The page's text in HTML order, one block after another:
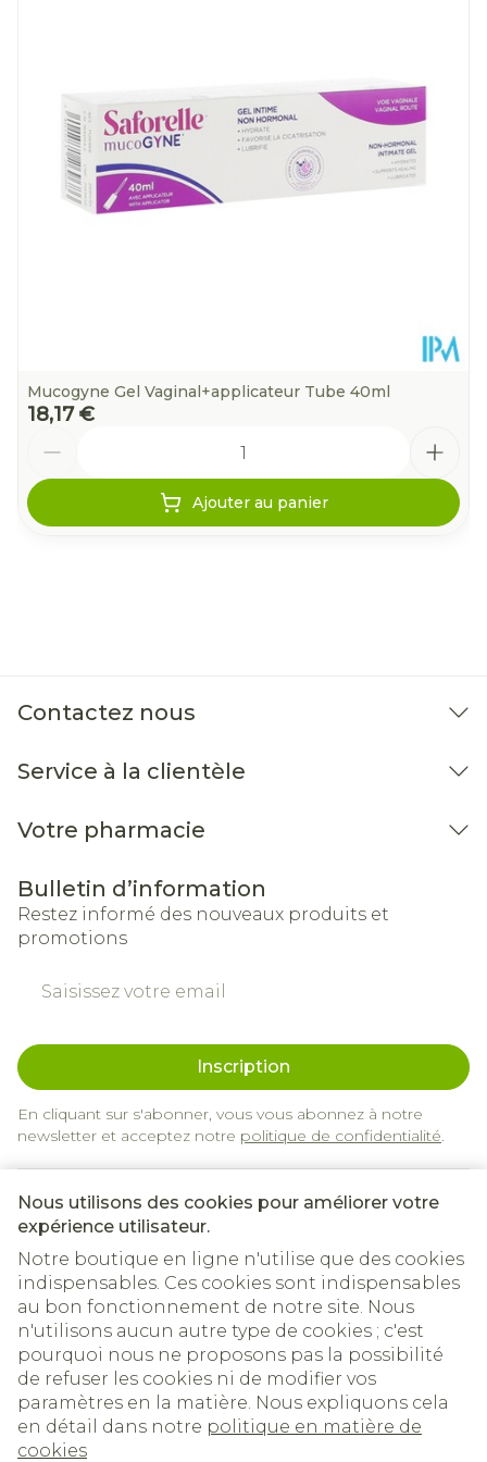
Nous utilisons des cookies pour améliorer votre
expérience utilisateur.
Notre boutique en ligne n'utilise que des cookies
indispensables. Ces cookies sont indispensables
au bon fonctionnement de notre site. Nous
n'utilisons aucun autre type de cookies ; c'est
pourquoi nous ne proposons pas la possibilité
de refuser les cookies ni de modifier vos
paramètres en la matière. Nous expliquons cela
en détail dans notre politique en matière de
cookies
Mucogyne Gel Vaginal+applicateur Tube 40ml
18,17 €
Ajouter au panier
Contactez nous
Service à la clientèle
Votre pharmacie
Bulletin d’information
Restez informé des nouveaux produits et
promotions
Inscription
En cliquant sur s'abonner, vous vous abonnez à notre
newsletter et acceptez notre politique de confidentialité.
Liens légaux